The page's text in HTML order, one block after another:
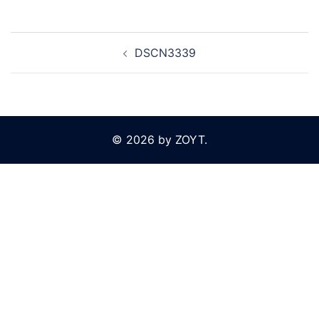
DSCN3339
© 2026 by ZOYT.